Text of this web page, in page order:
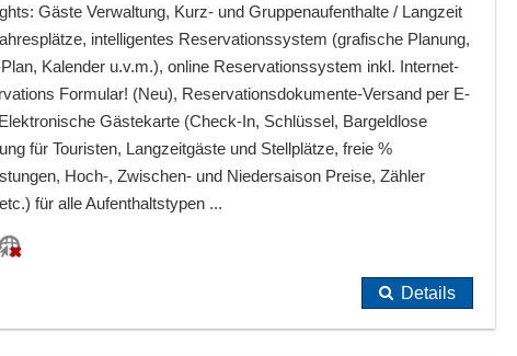
Gäste Verwaltung, Kurz- und Gruppenaufenthalte / Langzeit
intelligentes Reservationssystem (grafische Planung,
Kalender u.v.m.), online Reservationssystem inkl. Internet-
Formular! (Neu), Reservationsdokumente-Versand per E-
Gästekarte (Check-In, Schlüssel, Bargeldlose
für Touristen, Langzeitgäste und Stellplätze, freie %
Hoch-, Zwischen- und Niedersaison Preise, Zähler
für alle Aufenthaltstypen ...
Details